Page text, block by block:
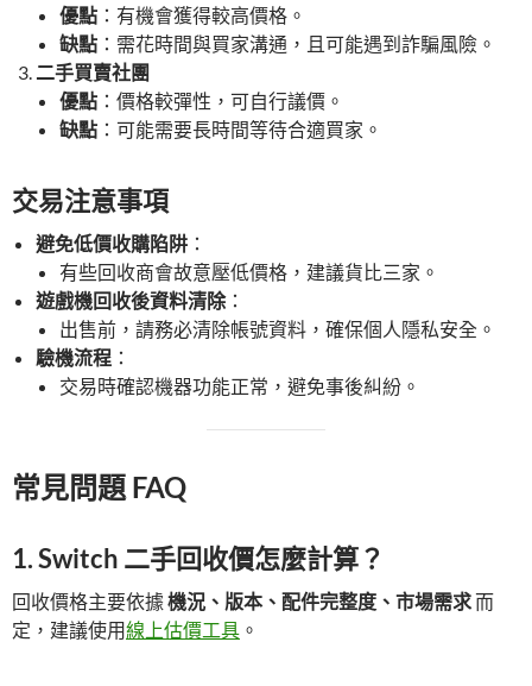
優點 ：有機會獲得較高價格。
缺點 ：需花時間與買家溝通，且可能遇到詐騙風險。
二手買賣社團
優點 ：價格較彈性，可自行議價。
缺點 ：可能需要長時間等待合適買家。
交易注意事項
避免低價收購陷阱 ：
有些回收商會故意壓低價格，建議貨比三家。
遊戲機回收後資料清除：
出售前，請務必清除帳號資料，確保個人隱私安全。
驗機流程 ：
交易時確認機器功能正常，避免事後糾紛。
常見問題 FAQ
1. Switch 二手回收價怎麼計算？
回收價格主要依據機況、版本、配件完整度、市場需求而
定，建議使用線上估價工具 。